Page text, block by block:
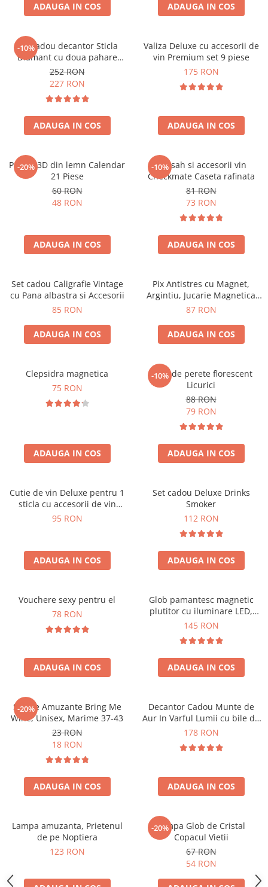
ADAUGA IN COS ADAUGA IN COS
-10%
Set cadou decantor Sticla
Diamant cu doua pahare
Deluxe
252 RON
227 RON
ADAUGA IN COS
Valiza Deluxe cu accesorii de
vin Premium set 9 piese
175 RON
ADAUGA IN COS
-20%
Puzzle 3D din lemn Calendar
21 Piese
60 RON
48 RON
ADAUGA IN COS
-10%
Set sah si accesorii vin
Checkmate Caseta rafinata
81 RON
73 RON
ADAUGA IN COS
Set cadou Caligrafie Vintage
cu Pana albastra si Accesorii
85 RON
ADAUGA IN COS
Pix Antistres cu Magnet,
Argintiu, Jucarie Magnetica
pentru Birou
87 RON
ADAUGA IN COS
Clepsidra magnetica
75 RON
ADAUGA IN COS
-10%
Ceas de perete florescent
Licurici
88 RON
79 RON
ADAUGA IN COS
Cutie de vin Deluxe pentru 1
sticla cu accesorii de vin
incluse interior oranj
95 RON
ADAUGA IN COS
Set cadou Deluxe Drinks
Smoker
112 RON
ADAUGA IN COS
Vouchere sexy pentru el
78 RON
ADAUGA IN COS
Glob pamantesc magnetic
plutitor cu iluminare LED,
Forma C
145 RON
ADAUGA IN COS
-20%
Sosete Amuzante Bring Me
Wine, Unisex, Marime 37-43
23 RON
18 RON
ADAUGA IN COS
Decantor Cadou Munte de
Aur In Varful Lumii cu bile de
curatare
178 RON
ADAUGA IN COS
Lampa amuzanta, Prietenul
de pe Noptiera
123 RON
-20%
Lampa Glob de Cristal
Copacul Vietii
67 RON
54 RON